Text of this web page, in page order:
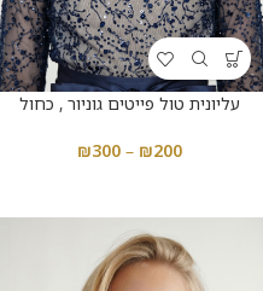
עליונית טול פייטים גוניור , כחול
₪200
–
₪300